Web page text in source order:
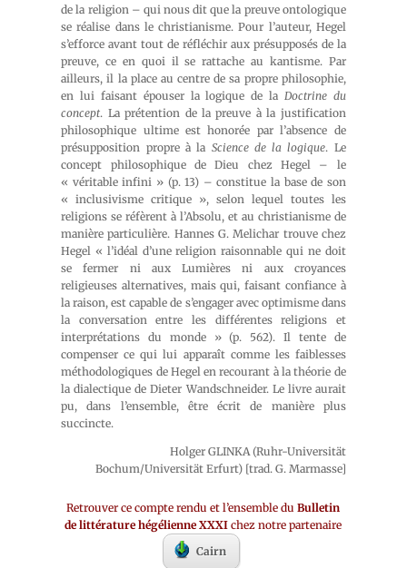
de la religion – qui nous dit que la preuve ontologique
se réalise dans le christianisme. Pour l’auteur, Hegel
s’efforce avant tout de réfléchir aux présupposés de la
preuve, ce en quoi il se rattache au kantisme. Par
ailleurs, il la place au centre de sa propre philosophie,
en lui faisant épouser la logique de la Doctrine du
concept. La prétention de la preuve à la justification
philosophique ultime est honorée par l’absence de
présupposition propre à la Science de la logique. Le
concept philosophique de Dieu chez Hegel – le
« véritable infini » (p. 13) – constitue la base de son
« inclusivisme critique », selon lequel toutes les
religions se réfèrent à l’Absolu, et au christianisme de
manière particulière. Hannes G. Melichar trouve chez
Hegel « l’idéal d’une religion raisonnable qui ne doit
se fermer ni aux Lumières ni aux croyances
religieuses alternatives, mais qui, faisant confiance à
la raison, est capable de s’engager avec optimisme dans
la conversation entre les différentes religions et
interprétations du monde » (p. 562). Il tente de
compenser ce qui lui apparaît comme les faiblesses
méthodologiques de Hegel en recourant à la théorie de
la dialectique de Dieter Wandschneider. Le livre aurait
pu, dans l’ensemble, être écrit de manière plus
succincte.
Holger GLINKA (Ruhr-Universität
Bochum/Universität Erfurt) [trad. G. Marmasse]
Retrouver ce compte rendu et l’ensemble duBulletin
de littérature hégélienne XXXIchez notre partenaire
Cairn